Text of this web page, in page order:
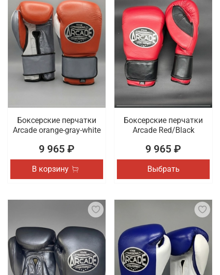
Боксерские перчатки
Arcade orange-gray-white
9 965 ₽
В корзину
Боксерские перчатки
Arcade Red/Black
9 965 ₽
Выбрать